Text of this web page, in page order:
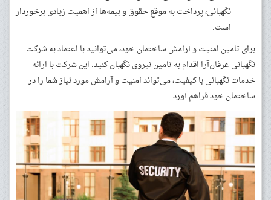
نگهبانی، پرداخت به موقع حقوق و بیمه‌ها از اهمیت زیادی برخوردار
است.
برای تامین امنیت و آرامش ساختمان خود، می‌توانید با اعتماد به شرکت
نگهبانی عرفان‌آرا اقدام به تامین نیروی نگهبان کنید. این شرکت با ارائه
خدمات نگهبانی با کیفیت، می‌تواند امنیت و آرامش مورد نیاز شما را در
ساختمان خود فراهم آورد.